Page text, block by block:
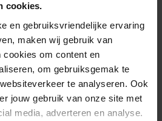
cookies.
en gebruiksvriendelijke ervaring
maken wij gebruik van
om content en
om gebruiksgemak te
te analyseren. Ook
jouw gebruik van onze site met
media, adverteren en analyse.
flessen versturen? Geen
meerdere verpakkingen aan
en